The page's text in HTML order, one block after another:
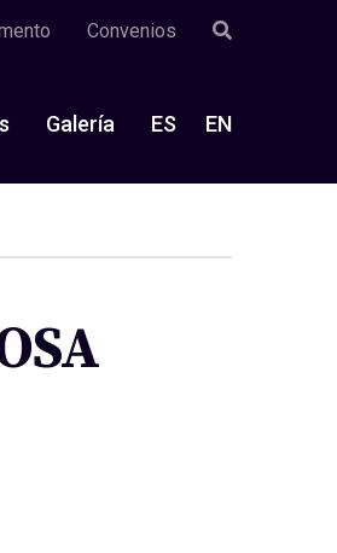
Convenios
Galería ES EN